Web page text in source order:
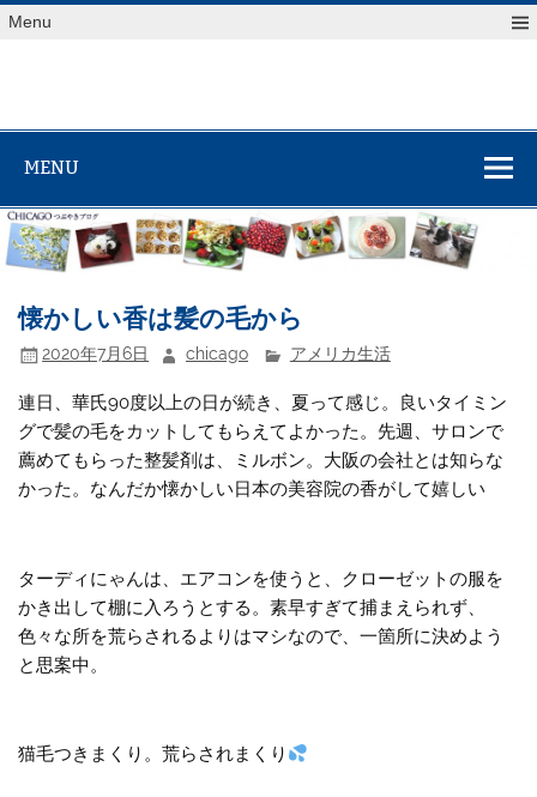
Skip
toMenu
MENU
懐かしい香は髪の毛から
2020年7月6日 chicago アメリカ生活
連日、華氏90度以上の日が続き、夏って感じ。良いタイミン
グで髪の毛をカットしてもらえてよかった。先週、サロンで
薦めてもらった整髪剤は、ミルボン。大阪の会社とは知らな
かった。なんだか懐かしい日本の美容院の香がして嬉しい
ターディにゃんは、エアコンを使うと、クローゼットの服を
かき出して棚に入ろうとする。素早すぎて捕まえられず、
色々な所を荒らされるよりはマシなので、一箇所に決めよう
と思案中。
猫毛つきまくり。荒らされまくり